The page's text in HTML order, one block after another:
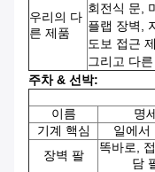
우리의 다
른 제품
회전식 문,
플랩 장벽,
도보 접근
그리고 다
주차 & 선박:
이름
명
기계 핵심
일에서
장벽 팔
똑바로,
담